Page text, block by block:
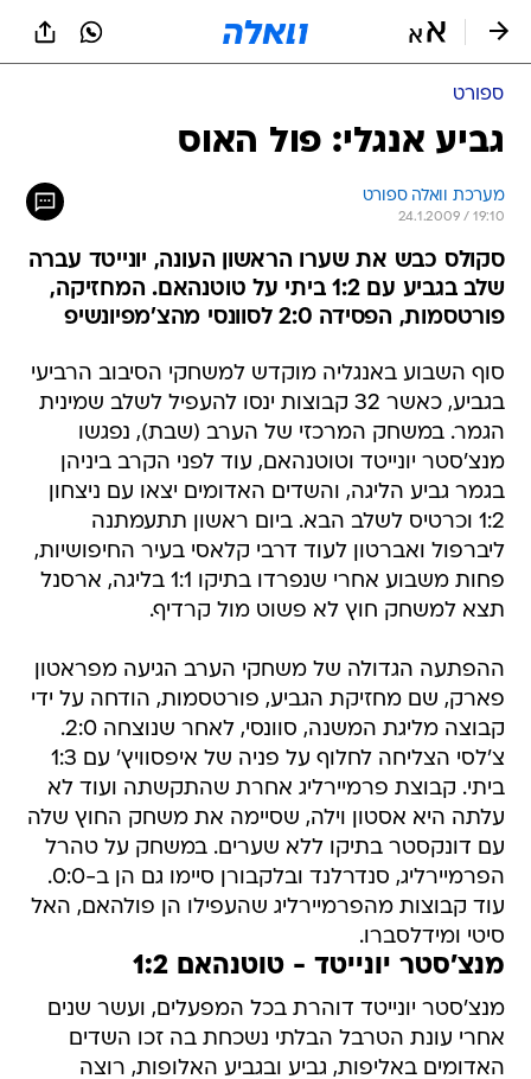
ספורט
גביע אנגלי: פול האוס
מערכת וואלה ספורט
24.1.2009 / 19:10
סקולס כבש את שערו הראשון העונה, יונייטד עברה
שלב בגביע עם 1:2 ביתי על טוטנהאם. המחזיקה,
פורטסמות, הפסידה 2:0 לסוונסי מהצ'מפיונשיפ
סוף השבוע באנגליה מוקדש למשחקי הסיבוב הרביעי
בגביע, כאשר 32 קבוצות ינסו להעפיל לשלב שמינית
הגמר. במשחק המרכזי של הערב (שבת), נפגשו
מנצ'סטר יונייטד וטוטנהאם, עוד לפני הקרב ביניהן
בגמר גביע הליגה, והשדים האדומים יצאו עם ניצחון
1:2 וכרטיס לשלב הבא. ביום ראשון תתעמתנה
ליברפול ואברטון לעוד דרבי קלאסי בעיר החיפושיות,
פחות משבוע אחרי שנפרדו בתיקו 1:1 בליגה, ארסנל
תצא למשחק חוץ לא פשוט מול קרדיף.
ההפתעה הגדולה של משחקי הערב הגיעה מפראטון
פארק, שם מחזיקת הגביע, פורטסמות, הודחה על ידי
קבוצה מליגת המשנה, סוונסי, לאחר שנוצחה 2:0.
צ'לסי הצליחה לחלוף על פניה של איפסוויץ' עם 1:3
ביתי. קבוצת פרמיירליג אחרת שהתקשתה ועוד לא
עלתה היא אסטון וילה, שסיימה את משחק החוץ שלה
עם דונקסטר בתיקו ללא שערים. במשחק על טהרל
הפרמיירליג, סנדרלנד ובלקבורן סיימו גם הן ב-0:0.
עוד קבוצות מהפרמיירליג שהעפילו הן פולהאם, האל
סיטי ומידלסברו.
מנצ'סטר יונייטד - טוטנהאם 1:2
מנצ'סטר יונייטד דוהרת בכל המפעלים, ועשר שנים
אחרי עונת הטרבל הבלתי נשכחת בה זכו השדים
האדומים באליפות, גביע ובגביע האלופות, רוצה